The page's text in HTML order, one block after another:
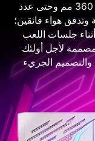
وجود مساحة للمشعات المزدوجة مقاس 360 مم وحتى عدد
تهوية وتدفق هواء فائقين؛
جلسات اللعب
لأجل أولئك
والتصميم الجريء